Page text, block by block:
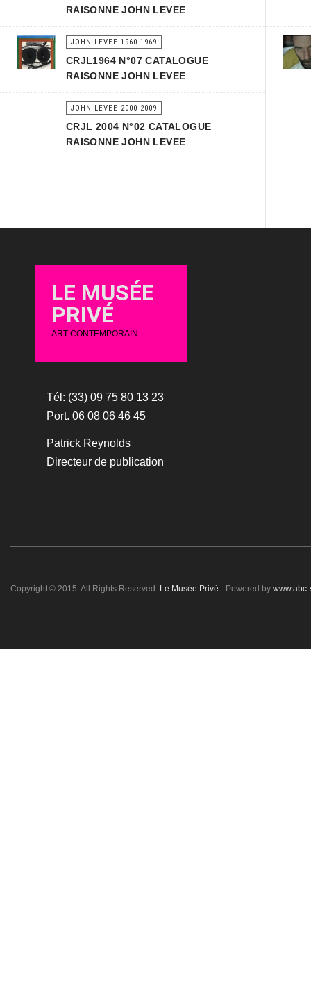
RAISONNE JOHN LEVEE
JOHN LEVEE 1960-1969
CRJL1964 N°07 CATALOGUE
RAISONNE JOHN LEVEE
JOHN LEVEE 2000-2009
CRJL 2004 N°02 CATALOGUE
RAISONNE JOHN LEVEE
LE MUSÉE
PRIVÉ
ART CONTEMPORAIN
Tél: (33) 09 75 80 13 23
Port. 06 08 06 46 45
Patrick Reynolds
Directeur de publication
Copyright © 2015. All Rights Reserved. Le Musée Privé - Powered by